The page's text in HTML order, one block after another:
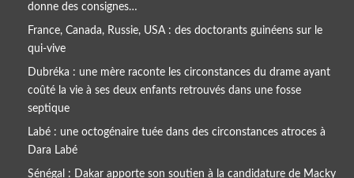
donne des consignes…
France, Canada, Russie, USA : des doctorants guinéens sur le
qui-vive
Dubréka : une mère raconte les circonstances du drame ayant
coûté la vie à ses deux enfants retrouvés dans une fosse
septique
Labé : une octogénaire tuée dans des circonstances atroces à
Dara Labé
Sénégal : Dakar apporte son soutien à la candidature de Macky